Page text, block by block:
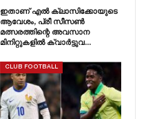
ഇതാണ് എൽ ക്ലാസിക്കോയുടെ
ആവേശം, പ്രീ സീസൺ
മത്സരത്തിന്റെ അവസാന
മിനിറ്റുകളിൽ ക്വാർട്ടുവ…
CLUB FOOTBALL